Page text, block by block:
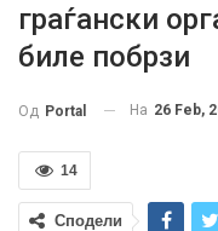
граѓански
биле побрзи
Од Portal На 26 Feb,
14
Сподели